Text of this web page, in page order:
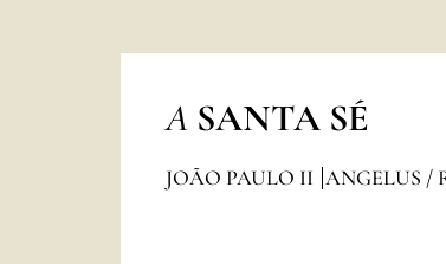
A SANTA SÉ
JOÃO PAULO II ANGELUS /